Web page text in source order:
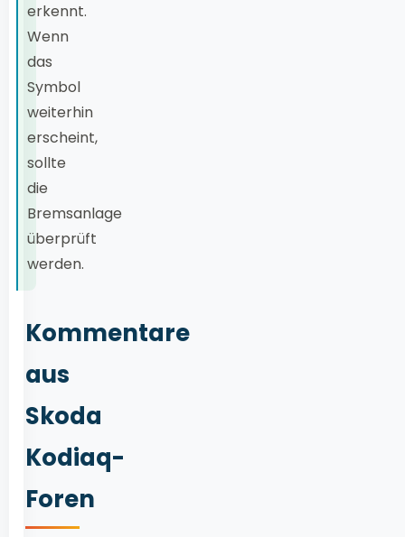
erkennt.
Wenn
das
Symbol
weiterhin
erscheint,
sollte
die
Bremsanlage
überprüft
werden.
Kommentare
aus
Skoda
Kodiaq-
Foren